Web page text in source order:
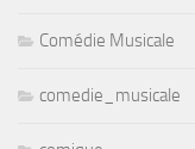
Comédie Musicale
comedie_musicale